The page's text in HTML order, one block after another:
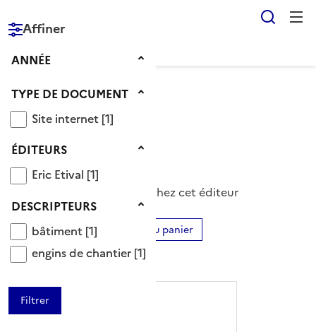
RÉPUBLIQUE
FRANÇAISE
Voir le fil d’Ariane
Affiner
Année
ANNÉE
Type de document
TYPE DE DOCUMENT
Site internet
Site internet [1]
Éditeurs
ÉDITEURS
Eric Etival
Eric Etival [1]
Descripteurs
DESCRIPTEURS
bâtiment
bâtiment [1]
engins de chantier
engins de chantier [1]
Éditeur Eric Etival
1 Documents disponibles chez cet éditeur
Tris disponibles (Ouverture d'une modale)
Ajouter le résultat au panier
Affiner la recherche